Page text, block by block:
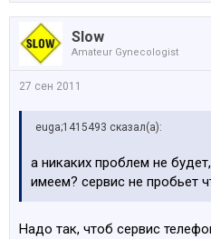
Slow
Amateur Gynecologist
27 сен 2011
euga;1415493 сказал(а):
а никаких проблем не
имеем? сервис не пробьет
Надо так, чтоб сервис